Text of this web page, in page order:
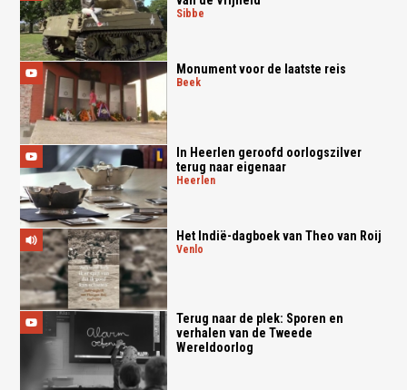
sibbe
Monument voor de laatste reis
beek
In Heerlen geroofd oorlogszilver
terug naar eigenaar
heerlen
Het Indië-dagboek van Theo van Roij
venlo
Terug naar de plek: Sporen en
verhalen van de Tweede
Wereldoorlog